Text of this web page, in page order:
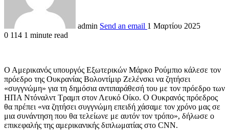
admin Send an email 1 Μαρτίου 2025
0 114 1 minute read
Ο Αμερικανός υπουργός Εξωτερικών Μάρκο Ρούμπιο κάλεσε τον
πρόεδρο της Ουκρανίας Βολοντίμιρ Ζελένσκι να ζητήσει
«συγγνώμη» για τη δημόσια αντιπαράθεσή του με τον πρόεδρο των
ΗΠΑ Ντόναλντ Τραμπ στον Λευκό Οίκο. Ο Ουκρανός πρόεδρος
θα πρέπει «να ζητήσει συγγνώμη επειδή χάσαμε τον χρόνο μας σε
μια συνάντηση που θα τελείωνε με αυτόν τον τρόπο», δήλωσε ο
επικεφαλής της αμερικανικής διπλωματίας στο CNN.